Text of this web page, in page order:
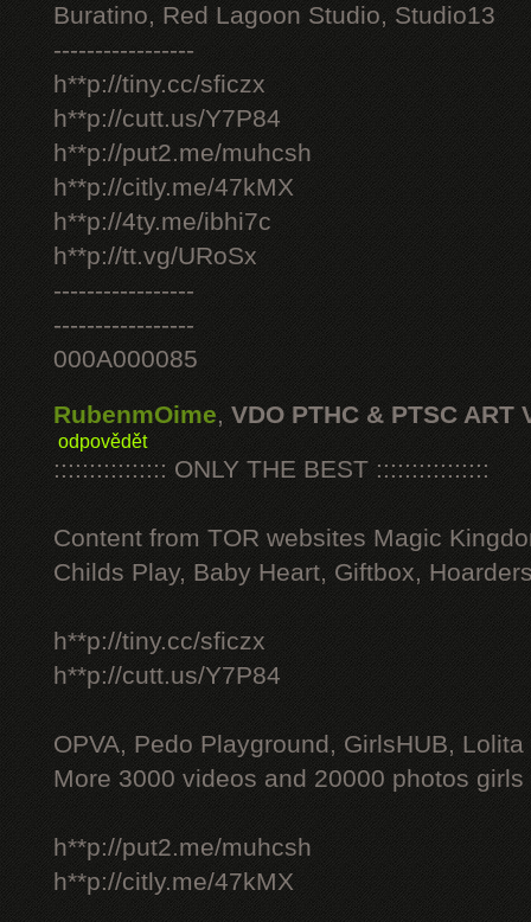
Buratino, Red Lagoon Studio, Studio13
-----------------
h**p://tiny.cc/sficzx
h**p://cutt.us/Y7P84
h**p://put2.me/muhcsh
h**p://citly.me/47kMX
h**p://4ty.me/ibhi7c
h**p://tt.vg/URoSx
-----------------
-----------------
000A000085
RubenmOime, VDO PTHC & PTSC ART
odpovědět
:::::::::::::::: ONLY THE BEST ::::::::::::::::
Content from TOR websites Magic
Childs Play, Baby Heart, Giftbox,
h**p://tiny.cc/sficzx
h**p://cutt.us/Y7P84
OPVA, Pedo Playground, GirlsHUB, Lolita
More 3000 videos and 20000 photos
h**p://put2.me/muhcsh
h**p://citly.me/47kMX